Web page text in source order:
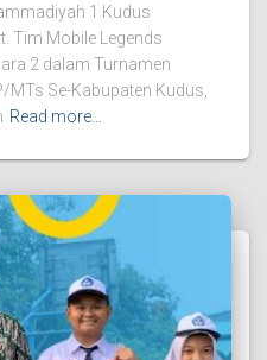
1 Kudus
Tim Mobile Legends
2 dalam Turnamen
MTs Se-Kabupaten Kudus,
Read more…